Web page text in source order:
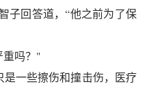
子回答道，“他之前为了保
重吗？"
一些擦伤和撞击伤，医疗